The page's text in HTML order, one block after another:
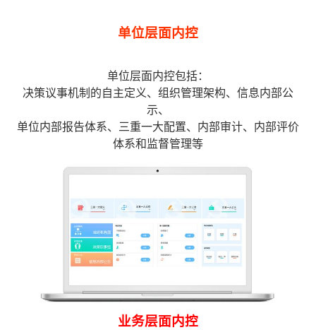
单位层面内控
单位层面内控包括：
决策议事机制的自主定义、组织管理架构、信息内部公
示、
单位内部报告体系、三重一大配置、内部审计、内部评价
体系和监督管理等
业务层面内控